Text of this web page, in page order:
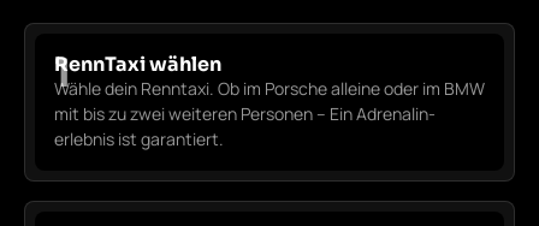
RennTaxi wählen
Wähle dein Renntaxi. Ob im Porsche alleine oder im BMW
mit bis zu zwei weiteren Personen – Ein Adrenalin­
erlebnis ist garantiert.
1